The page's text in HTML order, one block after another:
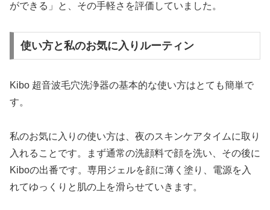
ができる」と、その手軽さを評価していました。
使い方と私のお気に入りルーティン
Kibo 超音波毛穴洗浄器の基本的な使い方はとても簡単で
す。
私のお気に入りの使い方は、夜のスキンケアタイムに取り
入れることです。まず通常の洗顔料で顔を洗い、その後に
Kiboの出番です。専用ジェルを顔に薄く塗り、電源を入
れてゆっくりと肌の上を滑らせていきます。